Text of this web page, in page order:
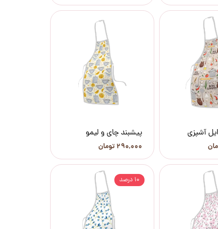
آشپزی پیشبند چای و لیمو
۲۹۰,۰۰۰ تومان
۱۰ درصد